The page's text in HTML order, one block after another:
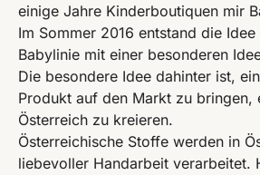
einige Jahre Kinderboutiquen mir
Im Sommer 2016 entstand die
Babylinie mit einer besonderen
Die besondere Idee dahinter ist,
Produkt auf den Markt zu bringen,
Österreich zu kreieren.
Österreichische Stoffe werden in
liebevoller Handarbeit verarbeitet.